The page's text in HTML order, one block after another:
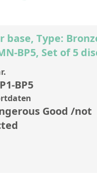
base, Type:
BP5, Set of 5
BP5
Good /not